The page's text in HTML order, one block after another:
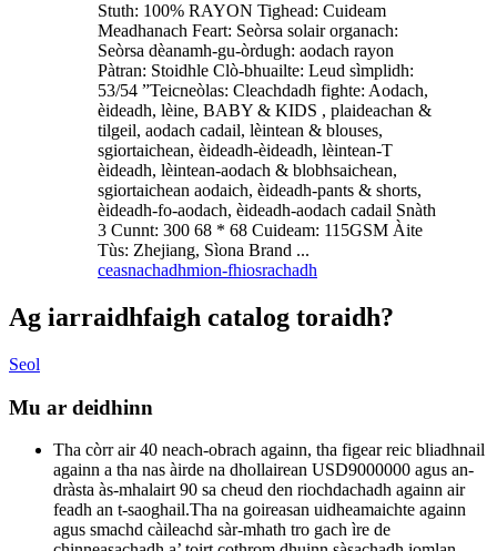
Stuth: 100% RAYON Tighead: Cuideam
Meadhanach Feart: Seòrsa solair organach:
Seòrsa dèanamh-gu-òrdugh: aodach rayon
Pàtran: Stoidhle Clò-bhuailte: Leud sìmplidh:
53/54 ”Teicneòlas: Cleachdadh fighte: Aodach,
èideadh, lèine, BABY & KIDS , plaideachan &
tilgeil, aodach cadail, lèintean & blouses,
sgiortaichean, èideadh-èideadh, lèintean-T
èideadh, lèintean-aodach & blobhsaichean,
sgiortaichean aodaich, èideadh-pants & shorts,
èideadh-fo-aodach, èideadh-aodach cadail Snàth
3 Cunnt: 300 68 * 68 Cuideam: 115GSM Àite
Tùs: Zhejiang, Sìona Brand ...
ceasnachadhmion-fhiosrachadh
Ag iarraidhfaigh catalog toraidh?
Seol
Mu ar deidhinn
Tha còrr air 40 neach-obrach againn, tha figear reic bliadhnail
againn a tha nas àirde na dhollairean USD9000000 agus an-
dràsta às-mhalairt 90 sa cheud den riochdachadh againn air
feadh an t-saoghail.Tha na goireasan uidheamaichte againn
agus smachd càileachd sàr-mhath tro gach ìre de